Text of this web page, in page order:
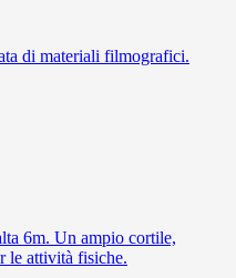
di materiali filmografici.
6m. Un ampio cortile,
le attività fisiche.